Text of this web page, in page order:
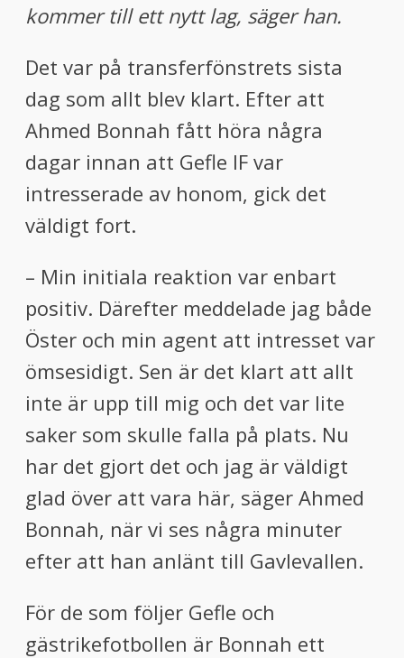
kommer till ett nytt lag, säger han.
Det var på transferfönstrets sista
dag som allt blev klart. Efter att
Ahmed Bonnah fått höra några
dagar innan att Gefle IF var
intresserade av honom, gick det
väldigt fort.
– Min initiala reaktion var enbart
positiv. Därefter meddelade jag både
Öster och min agent att intresset var
ömsesidigt. Sen är det klart att allt
inte är upp till mig och det var lite
saker som skulle falla på plats. Nu
har det gjort det och jag är väldigt
glad över att vara här, säger Ahmed
Bonnah, när vi ses några minuter
efter att han anlänt till Gavlevallen.
För de som följer Gefle och
gästrikefotbollen är Bonnah ett